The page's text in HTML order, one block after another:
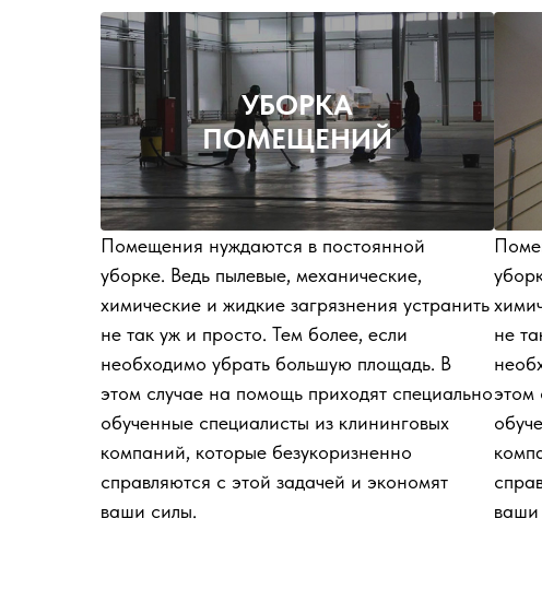
УБОРКА
ПОМЕЩЕНИЙ
Помещения нуждаются в постоянной
уборке. Ведь пылевые, механические,
химические и жидкие загрязнения устранить
не так уж и просто. Тем более, если
необходимо убрать большую площадь. В
этом случае на помощь приходят специально
обученные специалисты из клининговых
компаний, которые безукоризненно
справляются с этой задачей и экономят
ваши силы.
не
этом
ваши